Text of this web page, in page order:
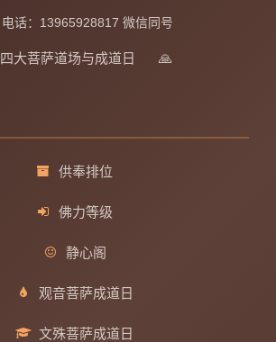
电话：13965928817 微信同号
四大菩萨道场与成道日 🙏
供奉排位
佛力等级
静心阁
观音菩萨成道日
文殊菩萨成道日